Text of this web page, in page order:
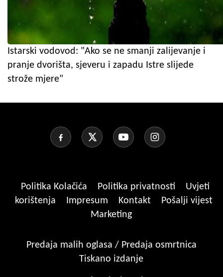
Istarski vodovod: "Ako se ne smanji zalijevanje i
pranje dvorišta, sjeveru i zapadu Istre slijede
strože mjere"
Politika Kolačića Politika privatnosti
Uvjeti
korištenja
Impresum Kontakt
Pošalji vijest
Marketing
Predaja malih oglasa / Predaja osmrtnica
Tiskano izdanje